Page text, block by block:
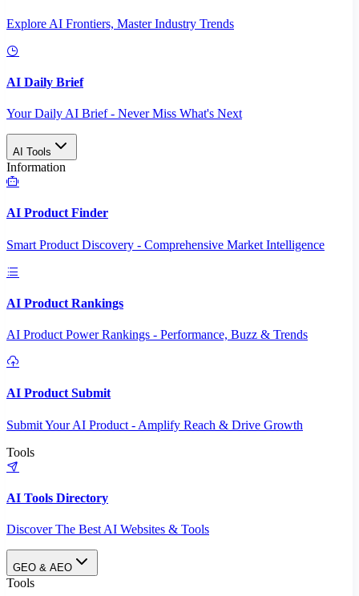
Explore AI Frontiers, Master Industry Trends
AI Daily Brief
Your Daily AI Brief - Never Miss What's Next
AI Tools
Information
AI Product Finder
Smart Product Discovery - Comprehensive Market Intelligence
AI Product Rankings
AI Product Power Rankings - Performance, Buzz & Trends
AI Product Submit
Submit Your AI Product - Amplify Reach & Drive Growth
Tools
AI Tools Directory
Discover The Best AI Websites & Tools
GEO & AEO
Tools